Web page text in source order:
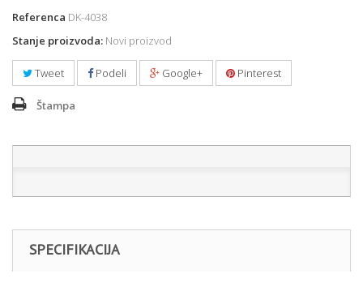
Referenca DK-4038
Stanje proizvoda: Novi proizvod
Tweet Podeli Google+ Pinterest
Štampa
SPECIFIKACIJA